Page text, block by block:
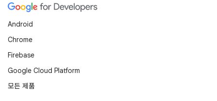
Android
Chrome
Firebase
Google Cloud Platform
모든 제품